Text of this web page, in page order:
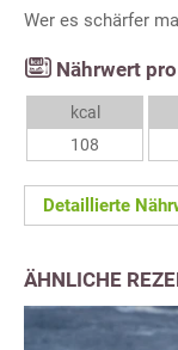
Wer es schärfer
Nährwert
kcal
108
Detaillierte
ÄHNLICHE